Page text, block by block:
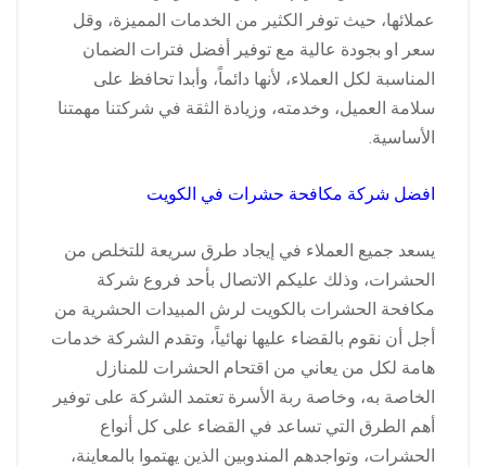
عملائها، حيث توفر الكثير من الخدمات المميزة، وقل
سعر او بجودة عالية مع توفير أفضل فترات الضمان
المناسبة لكل العملاء، لأنها دائماً، وأبدا تحافظ على
سلامة العميل، وخدمته، وزيادة الثقة في شركتنا مهمتنا
الأساسية.
افضل شركة مكافحة حشرات في الكويت
يسعد جميع العملاء في إيجاد طرق سريعة للتخلص من
الحشرات، وذلك عليكم الاتصال بأحد فروع شركة
مكافحة الحشرات بالكويت لرش المبيدات الحشرية من
أجل أن نقوم بالقضاء عليها نهائياً، وتقدم الشركة خدمات
هامة لكل من يعاني من اقتحام الحشرات للمنازل
الخاصة به، وخاصة ربة الأسرة تعتمد الشركة على توفير
أهم الطرق التي تساعد في القضاء على كل أنواع
الحشرات، وتواجدهم المندوبين الذين يهتموا بالمعاينة،